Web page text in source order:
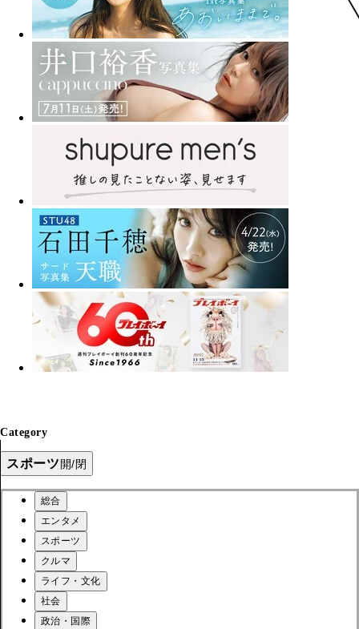
Category
スポーツ開/閉
総合
エンタメ
スポーツ
クルマ
ライフ・文化
社会
政治・国際